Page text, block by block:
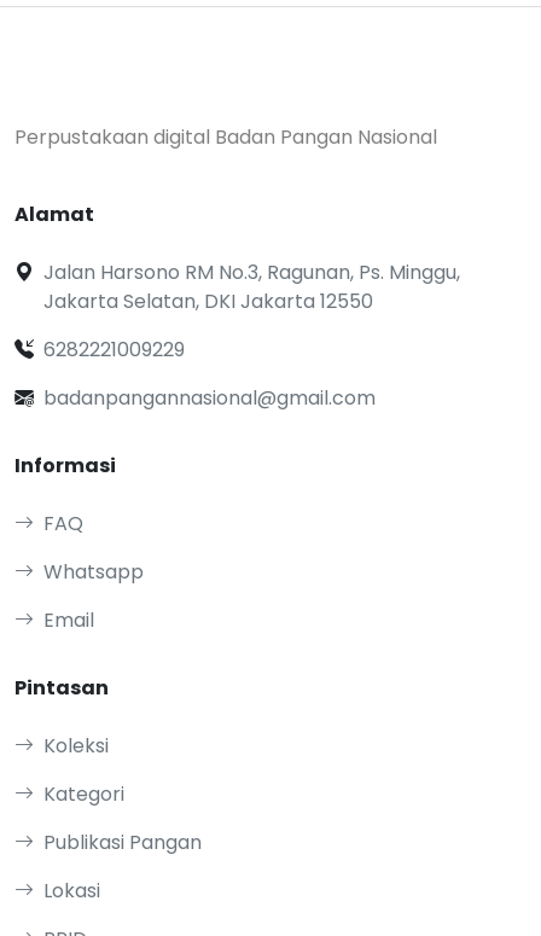
Perpustakaan digital Badan Pangan Nasional
Alamat
Jalan Harsono RM No.3, Ragunan, Ps. Minggu,
Jakarta Selatan, DKI Jakarta 12550
6282221009229
badanpangannasional@gmail.com
Informasi
FAQ
Whatsapp
Email
Pintasan
Koleksi
Kategori
Publikasi Pangan
Lokasi